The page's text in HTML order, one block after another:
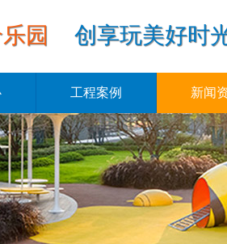
园 创享玩美好时
工程案例 新闻